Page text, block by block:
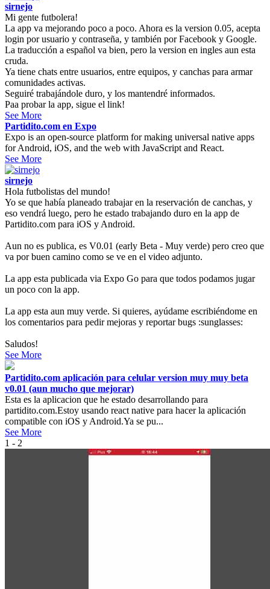
sirnejo
Mi gente futbolera!
La app va mejorando poco a poco. Ahora es la version 0.05, acepta
login por usuario y contraseña, y también por Facebook y Google.
La traducción a español va bien, pero la version en ingles aun esta
cruda.
Ya tiene chats entre usuarios, entre equipos, y canchas para armar
comunidades activas.
Seguiré trabajándole duro, y los mantendré informados.
Paa probar la app, sigue el link!
See More
Partidito.com en Expo
Expo is an open-source platform for making universal native apps
for Android, iOS, and the web with JavaScript and React.
See More
sirnejo
Hola futbolistas del mundo!
Yo se que había planeado trabajar en la reservación de canchas, y
eso vendrá luego, pero he estado trabajando duro en la app de
Partidito.com para iOS y Android.
Aun no es publica, es V0.01 (early Beta - Muy verde) pero creo que
va por buen camino como se ve en el video adjunto.
La app esta publicada via Expo Go para que todos podamos jugar
un poco con la app.
La app esta aun muy verde. Si quieres, ayúdame escribiéndome en
los comentarios para pedir mejoras y reportar bugs :sunglasses:
Saludos!
See More
Partidito.com aplicación para celular version muy muy beta
v0.01 (aun mucho que mejorar)
Esta es la aplicacion que he estado desarrollando para
partidito.com.Estoy usando react native para hacer la aplicación
compatible con iOS y Android.Ya se pu...
See More
1 - 2